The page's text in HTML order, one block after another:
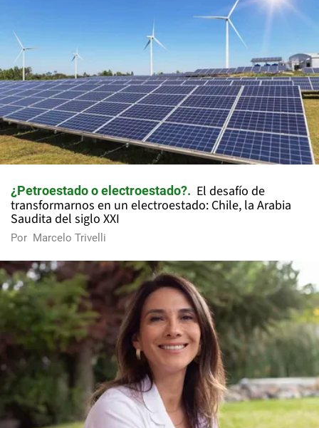
¿Petroestado o electroestado?
El desafío de
transformarnos en un electroestado: Chile, la Arabia
Saudita del siglo XXI
Por Marcelo Trivelli